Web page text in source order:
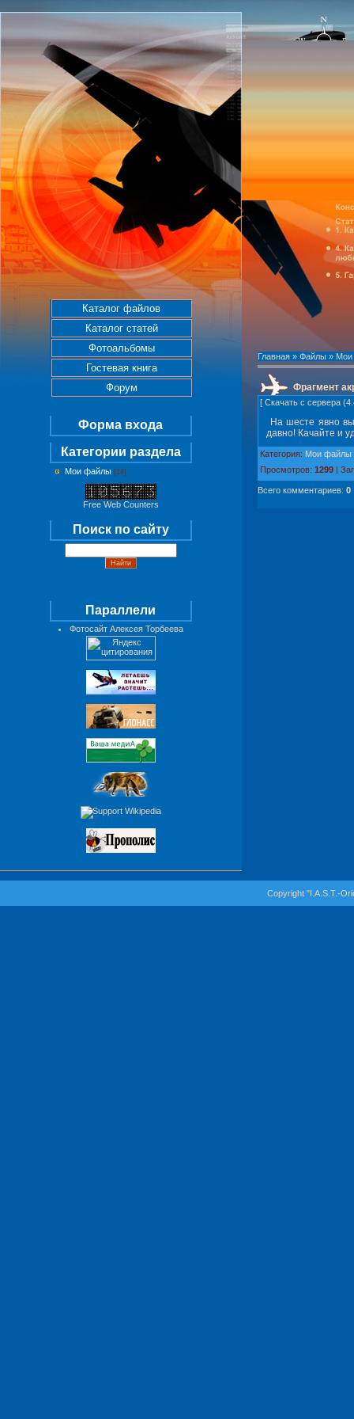
Каталог файлов
Каталог статей
Фотоальбомы
Гостевая книга
Форум
Форма входа
Категории раздела
Мои файлы [14]
Free Web Counters
Поиск по сайту
Параллели
Фотосайт Алексея Торбеева
Главная » Файлы »
Фрагмент
[ Скачать с сервера
На шесте явно
давно! Качайте и
Категория: Мои файлы
Просмотров: 1299
Всего комментариев: 0
Copyright "I.A.S.T.-